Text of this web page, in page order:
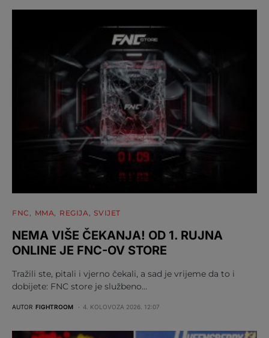
FNC MMA REGIJA SVIJET
NEMA VIŠE ČEKANJA! OD 1. RUJNA
ONLINE JE FNC-OV STORE
Tražili ste, pitali i vjerno čekali, a sad je vrijeme da to i
dobijete: FNC store je službeno…
AUTOR FIGHTROOM 4. KOLOVOZA 2026. 12:07